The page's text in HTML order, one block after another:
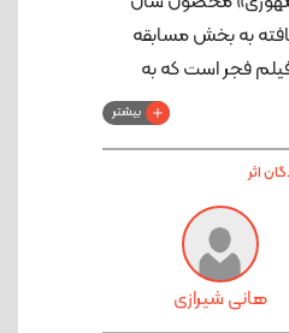
به بخش مسابقه
فجر است که به
و تهیه‌کنندگی «هانی
ملک»، «فاطیما
«مرتضی شجاعی» به
داستان فیلم
«این بی همه چیز !
اسمش، حرفش...!»»
بیشتر
اثر
هانی شیرازی